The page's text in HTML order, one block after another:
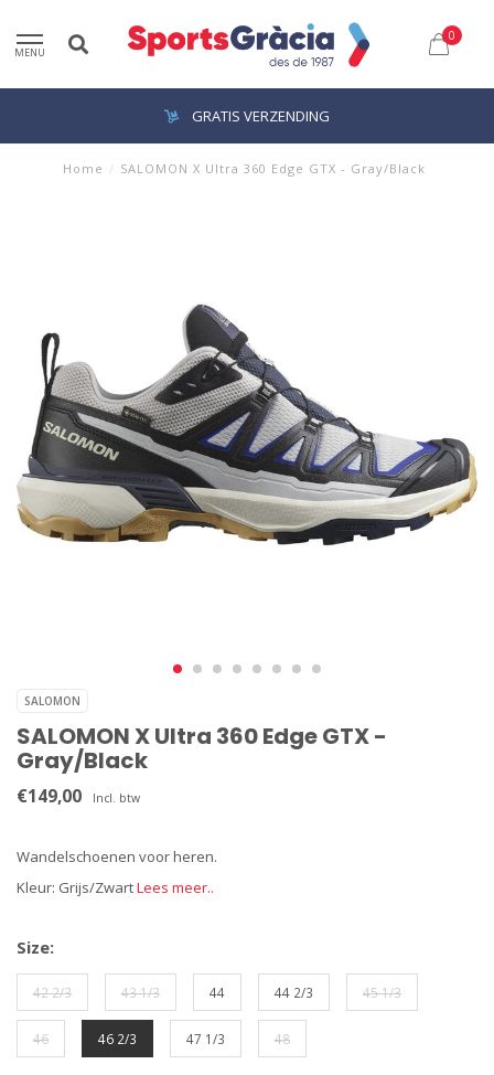
MENU
0
GRATIS VERZENDING
Home / SALOMON X Ultra 360 Edge GTX - Gray/Black
SALOMON
SALOMON X Ultra 360 Edge GTX -
Gray/Black
€149,00 Incl. btw
Wandelschoenen voor heren.
Kleur: Grijs/ZwartLees meer..
Size:
42 2/3 43 1/3 44 44 2/3 45 1/3
46 46 2/3 47 1/3 48